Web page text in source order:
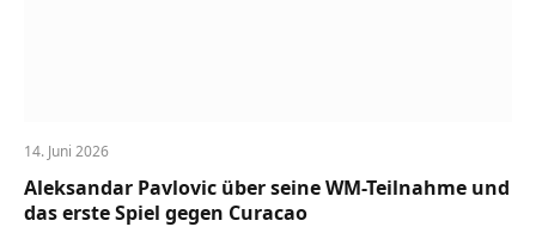
14. Juni 2026
Aleksandar Pavlovic über seine WM-Teilnahme und
das erste Spiel gegen Curacao